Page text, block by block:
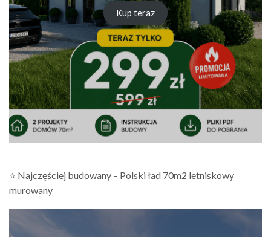
Kup teraz
⭐ Najczęściej budowany – Polski ład 70m2 letniskowy
murowany